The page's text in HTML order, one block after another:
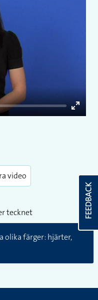
Enter
video
tecknet
olika färger: hjärter,
FEEDBACK